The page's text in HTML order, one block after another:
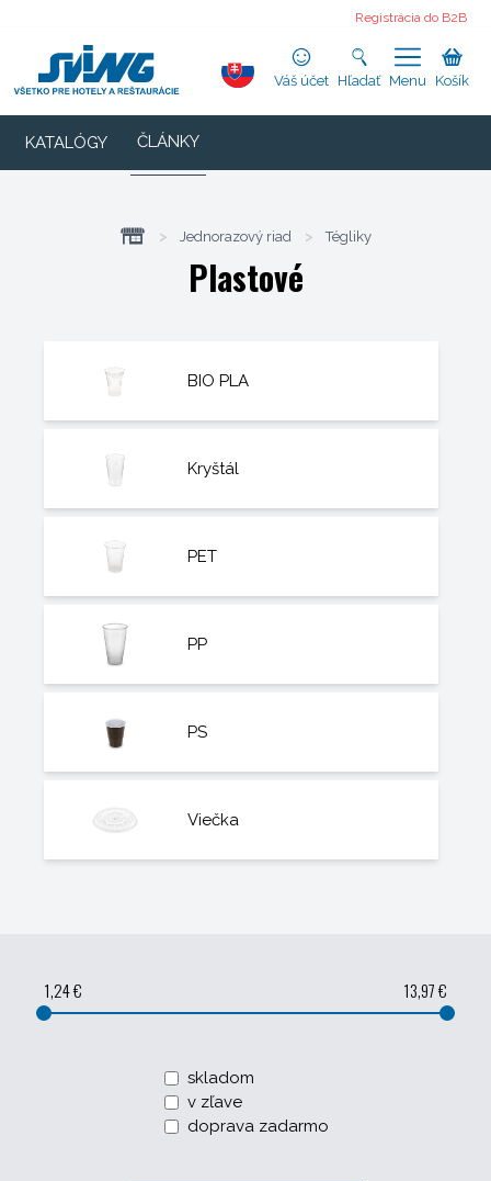
Registrácia do B2B
Váš účet Hľadať Menu Košík
KATALÓGY ČLÁNKY
> Jednorazový riad > Tégliky
Plastové
BIO PLA
Kryštál
PET
PP
PS
Viečka
1,24 € 13,97 €
skladom
v zľave
doprava zadarmo